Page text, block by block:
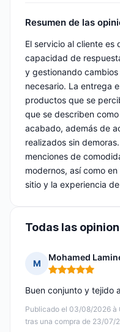
Resumen de las
El servicio al cliente
capacidad de
y gestionando
necesario. La entrega
productos que se
que se describen
acabado, además de
realizados sin
menciones de
modernos, así como
sitio y la experiencia
Todas las
M
Mohamed
Nota: 5 de 5
Publicado el 03/08/2026 à
tras una compra de 23/07/
Buen conjunto y tejido